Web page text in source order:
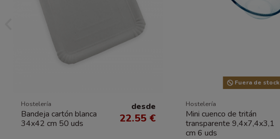
Hostelería
Bandeja cartón blanca
34x42 cm 50 uds
desde
22.55 €
Fuera de stock
Hostelería
Mini cuenco de tritán
transparente 9,4x7,4x3,1
cm 6 uds